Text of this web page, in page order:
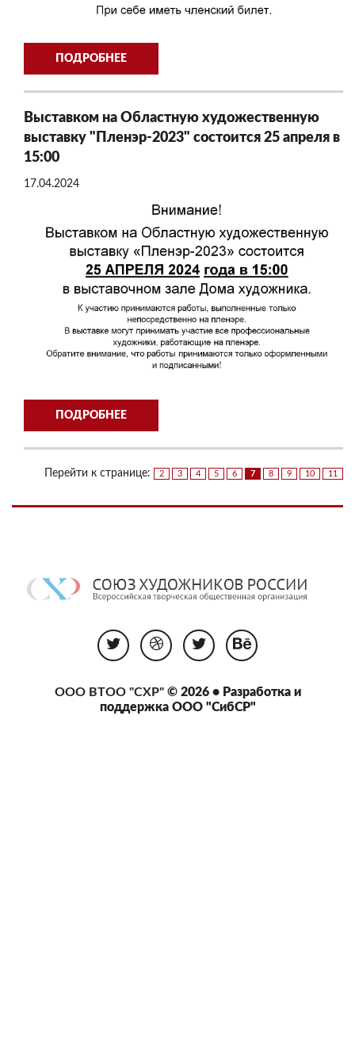
ПОДРОБНЕЕ
Выставком на Областную художественную
выставку "Пленэр-2023" состоится 25 апреля в
15:00
17.04.2024
ПОДРОБНЕЕ
Перейти к странице: 2 3 4 5 6 7 8 9 10 11
ООО ВТОО "СХР"© 2026 • Разработка и
поддержка ООО "СибСР"